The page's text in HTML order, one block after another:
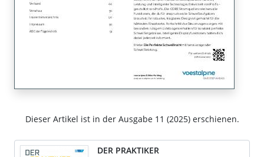
Dieser Artikel ist in der Ausgabe 11 (2025) erschienen.
DER PRAKTIKER